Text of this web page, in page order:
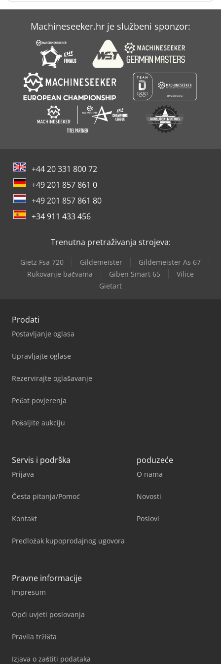
Volvo 6300
Volvo Bm 6300
Zettelmeyer 4002
Machineseeker.hr je službeni sponzor:
+44 20 331 800 72
+49 201 857 861 0
+49 201 857 861 80
+34 911 433 456
Trenutna pretraživanja strojeva:
Gietz Fsa 720 Gildemeister
Gildemeister As 67
Rukovanje bačvama
Giben Smart 65
Vilice
Gietart
Prodati
Postavljanje oglasa
Upravljajte oglase
Rezervirajte oglašavanje
Pečat povjerenja
Pošaljite aukciju
Servis i podrška
Prijava
Česta pitanja/Pomoć
Kontakt
Predložak kupoprodajnog ugovora
poduzeće
O nama
Novosti
Poslovi
Pravne informacije
Impresum
Opći uvjeti poslovanja
Pravila tržišta
Izjava o zaštiti podataka